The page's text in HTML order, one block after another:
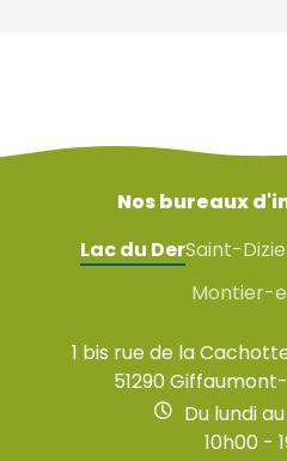
Nos bureaux
Lac du DerSaint-
Montier-
1 bis rue de la
51290
Du lundi
10h00 -